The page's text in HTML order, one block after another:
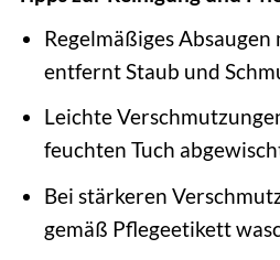
Regelmäßiges
entfernt Staub und
Leichte
feuchten Tuch
Bei stärkeren
gemäß Pflegeetikett